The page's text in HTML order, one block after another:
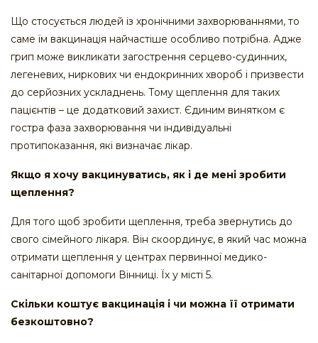
Що стосується людей із хронічними захворюваннями, то
саме їм вакцинація найчастіше особливо потрібна. Адже
грип може викликати загострення серцево-судинних,
легеневих, ниркових чи ендокринних хвороб і призвести
до серйозних ускладнень. Тому щеплення для таких
пацієнтів – це додатковий захист. Єдиним винятком є
гостра фаза захворювання чи індивідуальні
протипоказання, які визначає лікар.
Якщо я хочу вакцинуватись, як і де мені зробити
щеплення?
Для того щоб зробити щеплення, треба звернутись до
свого сімейного лікаря. Він скоординує, в який час можна
отримати щеплення у центрах первинної медико-
санітарної допомоги Вінниці. Їх у місті 5.
Скільки коштує вакцинація і чи можна її отримати
безкоштовно?